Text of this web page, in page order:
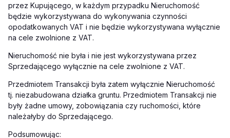
przez Kupującego, w każdym przypadku Nieruchomość
będzie wykorzystywana do wykonywania czynności
opodatkowanych VAT i nie będzie wykorzystywana wyłącznie
na cele zwolnione z VAT.
Nieruchomość nie była i nie jest wykorzystywana przez
Sprzedającego wyłącznie na cele zwolnione z VAT.
Przedmiotem Transakcji była zatem wyłącznie Nieruchomość
tj. niezabudowana działka gruntu. Przedmiotem Transakcji nie
były żadne umowy, zobowiązania czy ruchomości, które
należałyby do Sprzedającego.
Podsumowując: